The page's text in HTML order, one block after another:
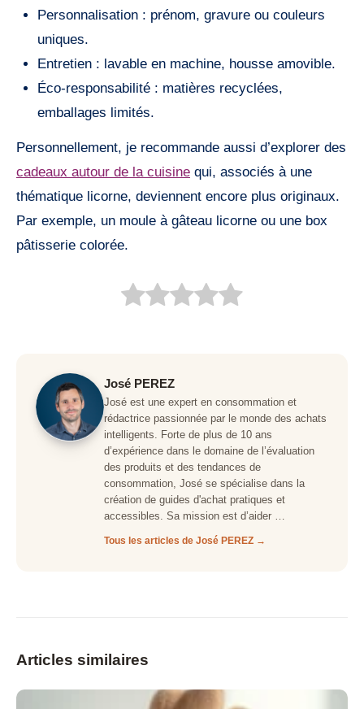
Personnalisation : prénom, gravure ou couleurs
uniques.
Entretien : lavable en machine, housse amovible.
Éco-responsabilité : matières recyclées,
emballages limités.
Personnellement, je recommande aussi d’explorer des
cadeaux autour de la cuisine qui, associés à une
thématique licorne, deviennent encore plus originaux.
Par exemple, un moule à gâteau licorne ou une box
pâtisserie colorée.
José PEREZ
José est une expert en consommation et
rédactrice passionnée par le monde des achats
intelligents. Forte de plus de 10 ans
d’expérience dans le domaine de l’évaluation
des produits et des tendances de
consommation, José se spécialise dans la
création de guides d'achat pratiques et
accessibles. Sa mission est d’aider …
Tous les articles de José PEREZ →
Articles similaires